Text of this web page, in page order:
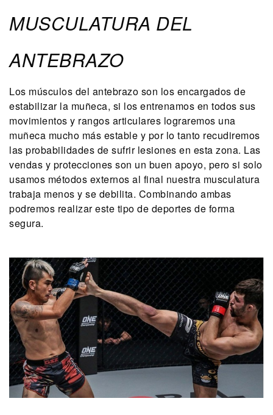
MUSCULATURA DEL
ANTEBRAZO
Los músculos del antebrazo son los encargados de
estabilizar la muñeca, si los entrenamos en todos sus
movimientos y rangos articulares lograremos una
muñeca mucho más estable y por lo tanto recudiremos
las probabilidades de sufrir lesiones en esta zona. Las
vendas y protecciones son un buen apoyo, pero si solo
usamos métodos externos al final nuestra musculatura
trabaja menos y se debilita. Combinando ambas
podremos realizar este tipo de deportes de forma
segura.